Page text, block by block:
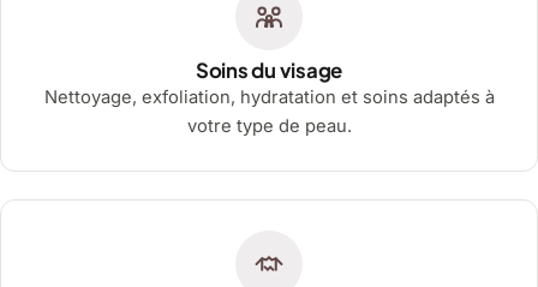
Soins du visage
Nettoyage, exfoliation, hydratation et soins adaptés à
votre type de peau.